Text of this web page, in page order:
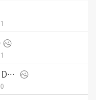
1
1
Hennessey Super Venom Mustang Dark Horse (2025)
0